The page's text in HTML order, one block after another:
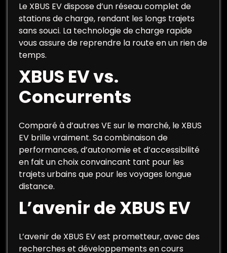
Le XBUS EV dispose d’un réseau complet de
stations de charge, rendant les longs trajets
sans souci. La technologie de charge rapide
vous assure de reprendre la route en un rien de
temps.
XBUS EV vs.
Concurrents
Comparé à d’autres VE sur le marché, le XBUS
EV brille vraiment. Sa combinaison de
performances, d’autonomie et d’accessibilité
en fait un choix convaincant tant pour les
trajets urbains que pour les voyages longue
distance.
L’avenir de XBUS EV
L’avenir de XBUS EV est prometteur, avec des
recherches et développements en cours